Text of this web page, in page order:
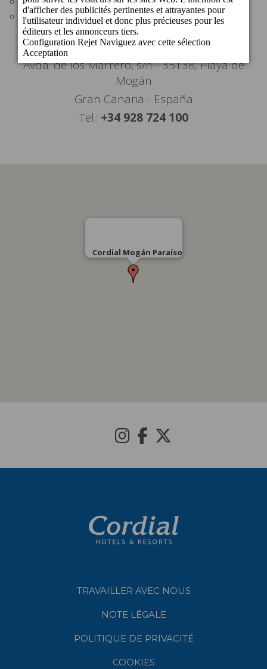
Aéroport: 53 km
Avda. de los Marrero, s/n - 35138, Playa de
Mogán
Gran Canaria - España
Tel.: +34 928 724 100
Cordial Mogán Paraíso
TRAVAILLER AVEC NOUS
NOTE LÉGALE
POLITIQUE DE PRIVACITÉ
COOKIES